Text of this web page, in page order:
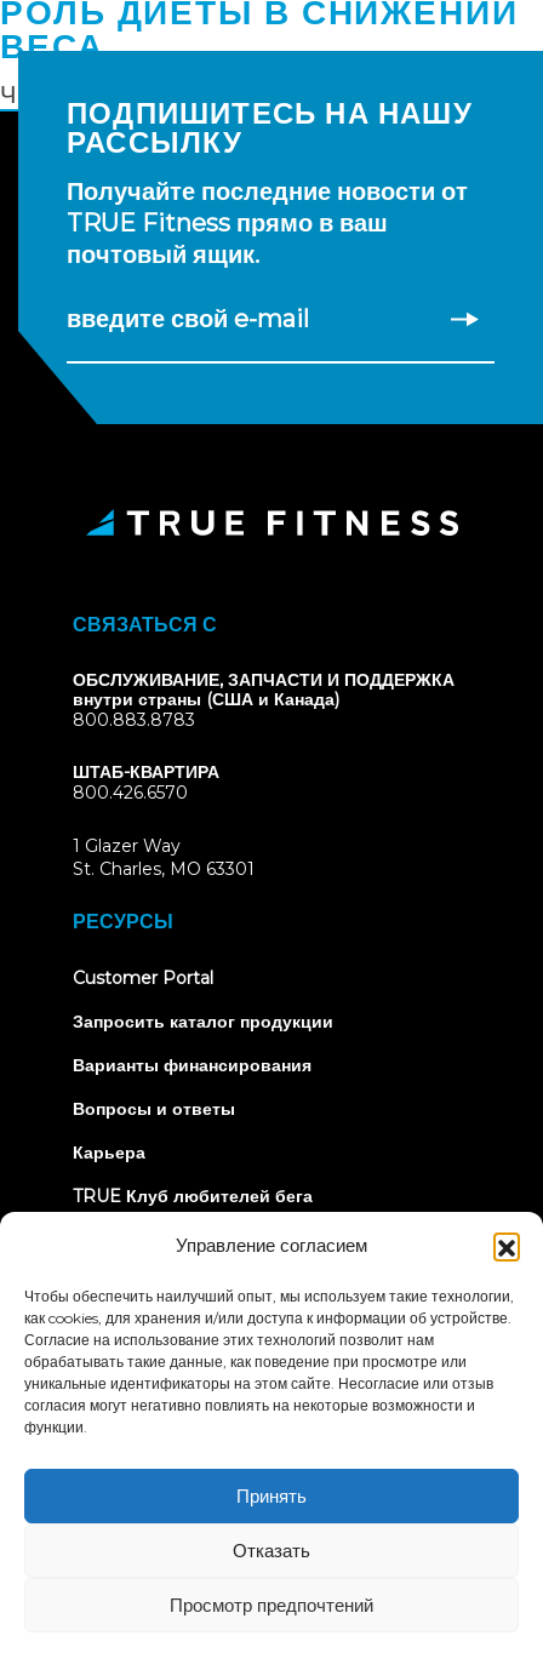
Управление согласием
Чтобы обеспечить наилучший опыт, мы используем такие технологии,
как cookies, для хранения и/или доступа к информации об устройстве.
Согласие на использование этих технологий позволит нам
обрабатывать такие данные, как поведение при просмотре или
уникальные идентификаторы на этом сайте. Несогласие или отзыв
согласия могут негативно повлиять на некоторые возможности и
функции.
Принять
Отказать
Просмотр предпочтений
РОЛЬ ДИЕТЫ В СНИЖЕНИИ
ВЕСА
ЧИТАТЬ ДАЛЕЕ
ПОДПИШИТЕСЬ НА НАШУ
РАССЫЛКУ
Получайте последние новости от
TRUE Fitness прямо в ваш
почтовый ящик.
введите свой e-mail
СВЯЗАТЬСЯ С
ОБСЛУЖИВАНИЕ, ЗАПЧАСТИ И ПОДДЕРЖКА
внутри страны (США и Канада)
800.883.8783
ШТАБ-КВАРТИРА
800.426.6570
1 Glazer Way
St. Charles, MO 63301
РЕСУРСЫ
Customer Portal(opens
new
Запросить каталог продукции
Варианты финансирования
Вопросы и ответы
Карьера
TRUE Клуб любителей бега
Информация об отзыве
ДАВАЙТЕ СОЕДИНИМСЯ
© 2026 True Fitness. All Rights Reserved
Политика
Условия и положения
Заявление о доступности